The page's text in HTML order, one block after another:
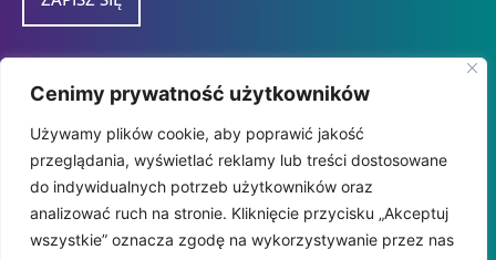
Cenimy prywatność użytkowników
Używamy plików cookie, aby poprawić jakość
przeglądania, wyświetlać reklamy lub treści dostosowane
do indywidualnych potrzeb użytkowników oraz
analizować ruch na stronie. Kliknięcie przycisku „Akceptuj
wszystkie” oznacza zgodę na wykorzystywanie przez nas
Przedsiębiorca uzyskał subwencję finansową w
ramach programu "tarcza Finansowa 2.0
Polskiego Funduszu Rozwoju dla Mikro i
MałychFirm" udzieloną przez
PFR SA.